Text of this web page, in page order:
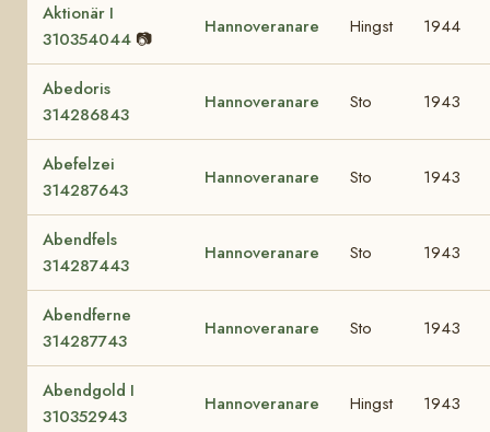
Aktionär I
310354044 📷
Hannoveranare Hingst 1944
Abedoris
314286843
Hannoveranare Sto 1943
Abefelzei
314287643
Hannoveranare Sto 1943
Abendfels
314287443
Hannoveranare Sto 1943
Abendferne
314287743
Hannoveranare Sto 1943
Abendgold I
310352943
Hannoveranare Hingst 1943